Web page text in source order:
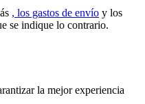
, los gastos de envío y los
se indique lo contrario.
la mejor experiencia